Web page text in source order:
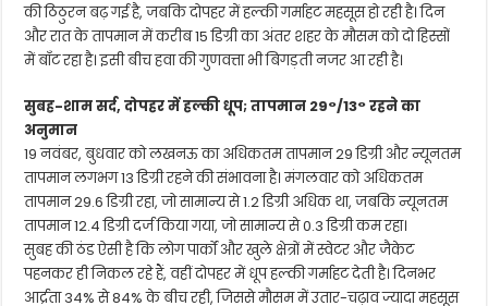
की ठिठुरन बढ़ गई है, जबकि दोपहर में हल्की गर्माहट महसूस हो रही है। दिन
और रात के तापमान में करीब 15 डिग्री का अंतर शहर के मौसम को दो हिस्सों
में बाँट रहा है। इसी बीच हवा की गुणवत्ता भी बिगड़ती नजर आ रही है।
सुबह-शाम सर्द, दोपहर में हल्की धूप; तापमान 29°/13° रहने का
अनुमान
19 नवंबर, बुधवार को लखनऊ का अधिकतम तापमान 29 डिग्री और न्यूनतम
तापमान लगभग 13 डिग्री रहने की संभावना है। मंगलवार को अधिकतम
तापमान 29.6 डिग्री रहा, जो सामान्य से 1.2 डिग्री अधिक था, जबकि न्यूनतम
तापमान 12.4 डिग्री दर्ज किया गया, जो सामान्य से 0.3 डिग्री कम रहा।
सुबह की ठंड ऐसी है कि लोग पार्कों और खुले क्षेत्रों में स्वेटर और जैकेट
पहनकर ही निकल रहे हैं, वहीं दोपहर में धूप हल्की गर्माहट देती है। दिनभर
आर्द्रता 34% से 84% के बीच रही, जिससे मौसम में उतार-चढ़ाव ज्यादा महसूस